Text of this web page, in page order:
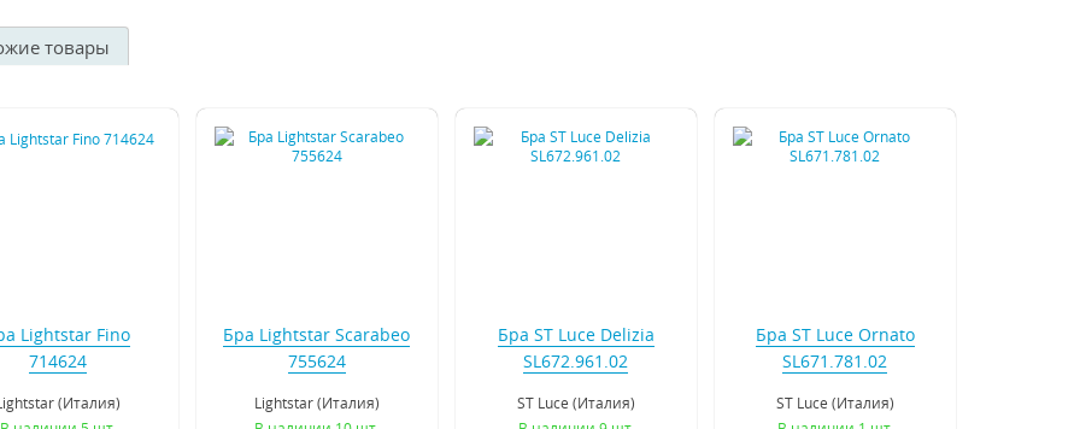
товары
Lightstar Fino
714624
(Италия)
Бра Lightstar Scarabeo
755624
Lightstar (Италия)
Бра ST Luce Delizia
SL672.961.02
ST Luce (Италия)
Бра ST Luce Ornato
SL671.781.02
ST Luce (Италия)